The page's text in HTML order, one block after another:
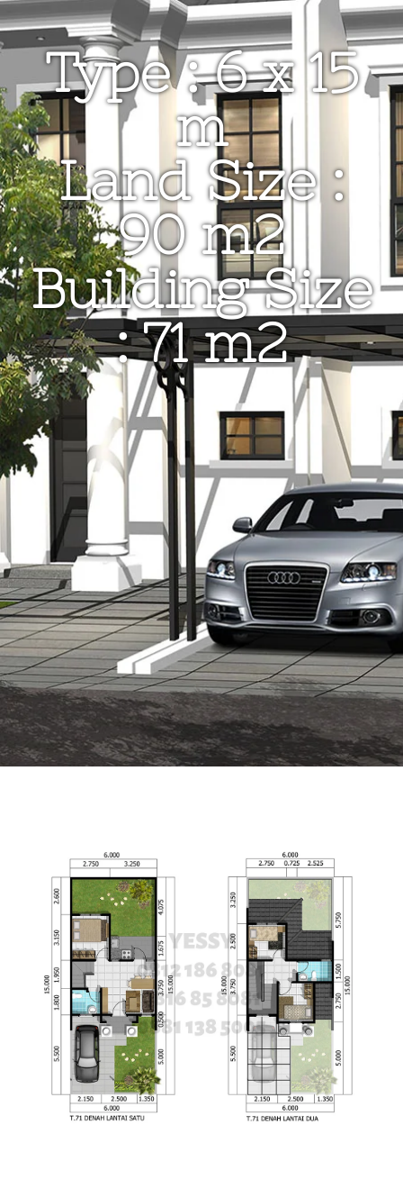
Type : 6 x 15
m
Land Size :
90 m2
Building Size
: 71 m2